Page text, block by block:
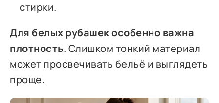
стирки.
Для белых рубашек особенно важна
плотность. Слишком тонкий материал
может просвечивать бельё и выглядеть
проще.